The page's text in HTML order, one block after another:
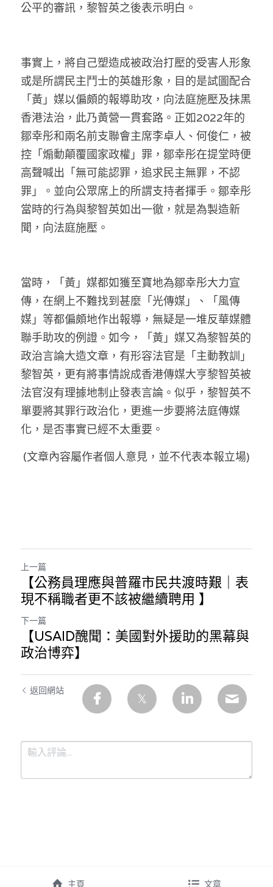
公平的審訊，黎智英之後表示明白。
事實上，將自己塑造成被政治打壓的受害人形象
或是所謂民主鬥士的英雄形象，目的是試圖配合
「黃」媒以偏頗的報導助攻，向法庭施壓及抺黑
香港法治，此乃黃營一貫套路。正如2022年的
鄒幸彤和兩名前支聯會主席李卓人、何俊仁，被
控「煽動顛覆國家政權」罪，鄒幸彤在提堂時便
高聲喊出「無可能認罪，追求民主無罪，不認
罪」。並向公眾席上的所謂支持者揮手。鄒幸彤
當時的行為與黎智英如出一徹，就是為製造新
聞，向法庭施壓。
當時，「黃」媒都如獲至寶地為鄒幸彤大力宣
傳，在網上不難找到甚麼「光傳媒」、「風傳
媒」等都偏頗地作出報導，無疑是一堆反華媒體
聯手助攻的例證。如今，「黃」媒又為黎智英的
政治言論大造文章，有形容法官是「主動教訓」
黎智英，更有將事情說成香港傳媒大亨黎智英被
法官沒有理據地制止發表言論。似乎，黎智英不
單要將其罪行政治化，更進一步要將法庭傳媒
化，是否事實已經不太重要。
(文章內容屬作者個人意見，並不代表本報立場)
上一篇
【公務員理應與普羅市民共渡時艱｜表
現不稱職者更不該被繼續聘用 】
下一篇
【USAID醜聞：美國對外援助的黑幕與
政治博弈】
返回網站
主頁 文章